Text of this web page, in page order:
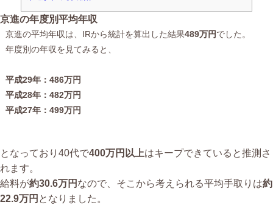
京進の年度別平均年収
京進の平均年収は、IRから統計を算出した結果489万円でした。
年度別の年収を見てみると、
平成29年：486万円
平成28年：482万円
平成27年：499万円
となっており40代で400万円以上はキープできていると推測さ
れます。
給料が約30.6万円 なので、そこから考えられる平均手取りは約
22.9万円 となりました。